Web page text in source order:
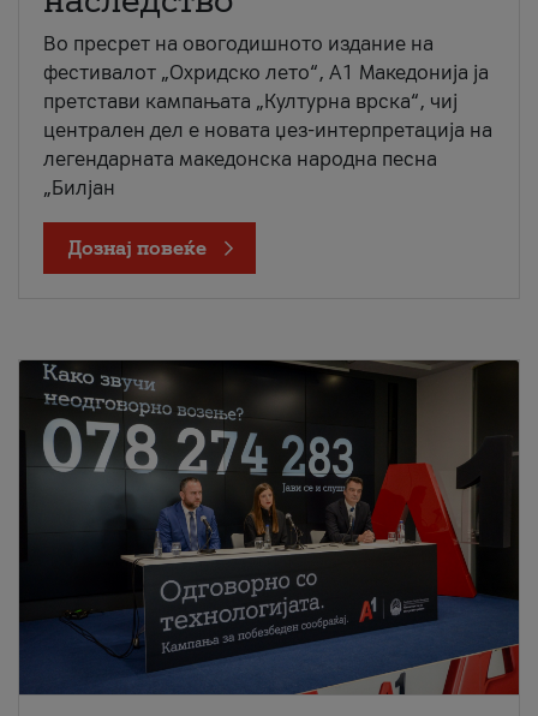
Во пресрет на овогодишното издание на
фестивалот „Охридско лето“, А1 Македонија ја
претстави кампањата „Културна врска“, чиј
централен дел е новата џез-интерпретација на
легендарната македонска народна песна
„Билјан
Дознај повеќе